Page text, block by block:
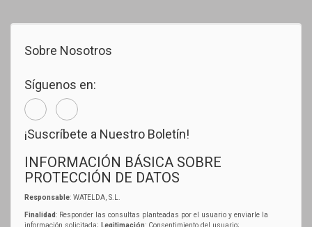
Sobre Nosotros
Síguenos en:
¡Suscríbete a Nuestro Boletín!
INFORMACIÓN BÁSICA SOBRE
PROTECCIÓN DE DATOS
Responsable: WATELDA, S.L.
Finalidad: Responder las consultas planteadas por el usuario y enviarle la
información solicitada; Legitimación: Consentimiento del usuario;